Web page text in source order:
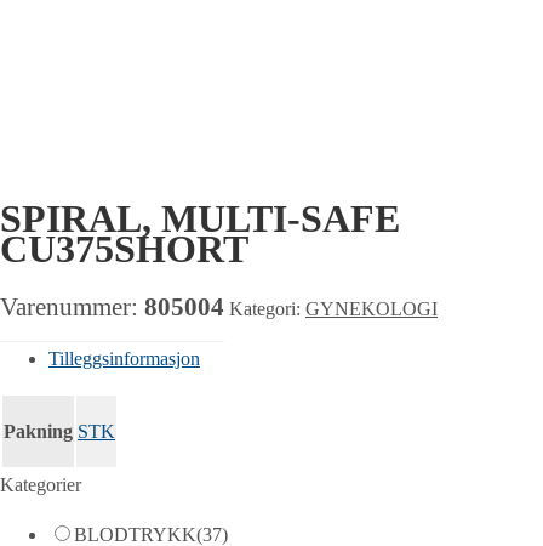
SPIRAL, MULTI-SAFE
CU375SHORT
Varenummer: 805004 Kategori: GYNEKOLOGI
Tilleggsinformasjon
Pakning STK
Kategorier
BLODTRYKK(37)